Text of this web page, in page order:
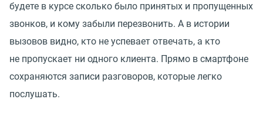
будете в курсе сколько было принятых и пропущенных
звонков, и кому забыли перезвонить. А в истории
вызовов видно, кто не успевает отвечать, а кто
не пропускает ни одного клиента. Прямо в смартфоне
сохраняются записи разговоров, которые легко
послушать.